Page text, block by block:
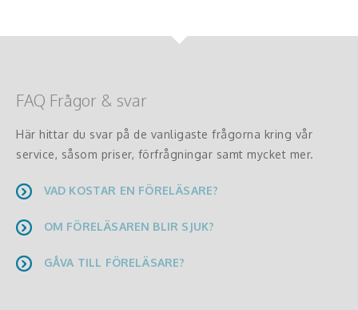
FAQ Frågor & svar
Här hittar du svar på de vanligaste frågorna kring vår
service, såsom priser, förfrågningar samt mycket mer.
VAD KOSTAR EN FÖRELÄSARE?
OM FÖRELÄSAREN BLIR SJUK?
GÅVA TILL FÖRELÄSARE?